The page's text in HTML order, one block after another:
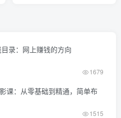
录：网上赚钱的方向
1679
课：从零基础到精通，简单布
1515